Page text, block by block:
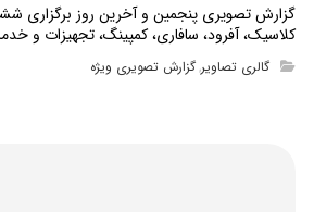
گزارش تصویری پنجمین و آخرین روز برگزاری
کلاسیک، آفرود، سافاری، کمپینگ، تجهیزات و
گالری تصاویر,گزارش تصویری ویژه